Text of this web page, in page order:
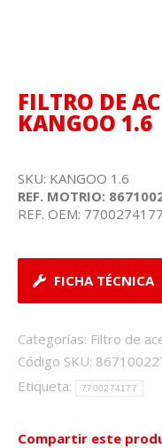
FILTRO DE
KANGOO 1.6
SKU: KANGOO 1.6
REF. MOTRIO:
REF. OEM: 7700274177
FICHA TÉCNICA
Categorías: Filtro de
Código SKU:
Etiqueta:
7700274177
Compartir este